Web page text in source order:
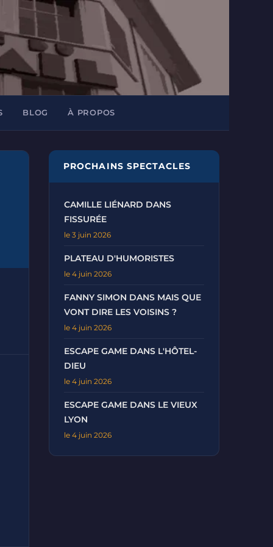
BLOG À PROPOS
PROCHAINS SPECTACLES
CAMILLE LIÉNARD DANS
FISSURÉE
le 3 juin 2026
PLATEAU D'HUMORISTES
le 4 juin 2026
FANNY SIMON DANS MAIS QUE
VONT DIRE LES VOISINS ?
le 4 juin 2026
ESCAPE GAME DANS L'HÔTEL-
DIEU
le 4 juin 2026
ESCAPE GAME DANS LE VIEUX
LYON
le 4 juin 2026